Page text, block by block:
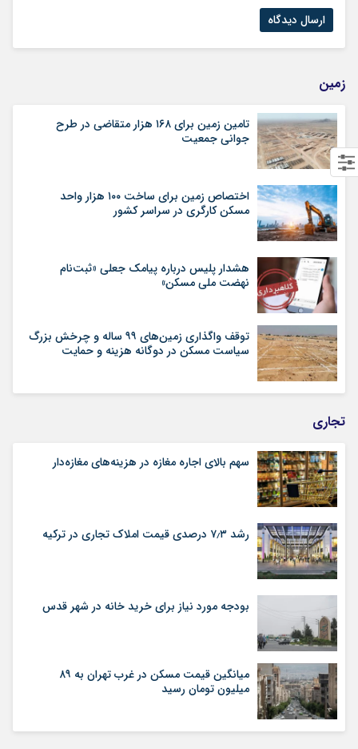
زمین
تامین زمین برای ۱۶۸ هزار متقاضی در طرح
جوانی جمعیت
اختصاص زمین برای ساخت ۱۰۰ هزار واحد
مسکن کارگری در سراسر کشور
هشدار پلیس درباره پیامک جعلی «ثبت‌نام
نهضت ملی مسکن»
توقف واگذاری زمین‌های ۹۹ ساله و چرخش بزرگ
سیاست مسکن در دوگانه هزینه و حمایت
تجاری
سهم بالای اجاره‌‌ مغازه در هزینه‌‌های مغازه‌‌دار
رشد ۷٫۳ درصدی قیمت‌ املاک تجاری در ترکیه
بودجه مورد نیاز برای خرید خانه در شهر قدس
میانگین قیمت مسکن در غرب تهران به ۸۹
میلیون تومان رسید